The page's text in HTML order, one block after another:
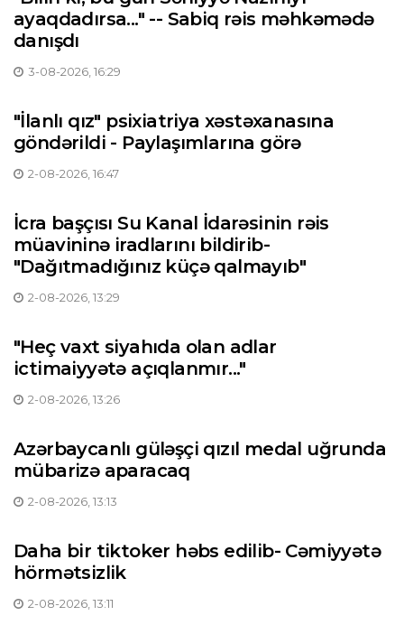
ayaqdadırsa..." -- Sabiq rəis məhkəmədə
danışdı
3-08-2026, 16:29
"İlanlı qız" psixiatriya xəstəxanasına
göndərildi - Paylaşımlarına görə
2-08-2026, 16:47
İcra başçısı Su Kanal İdarəsinin rəis
müavininə iradlarını bildirib-
"Dağıtmadığınız küçə qalmayıb"
2-08-2026, 13:29
"Heç vaxt siyahıda olan adlar
ictimaiyyətə açıqlanmır..."
2-08-2026, 13:26
Azərbaycanlı güləşçi qızıl medal uğrunda
mübarizə aparacaq
2-08-2026, 13:13
Daha bir tiktoker həbs edilib- Cəmiyyətə
hörmətsizlik
2-08-2026, 13:11